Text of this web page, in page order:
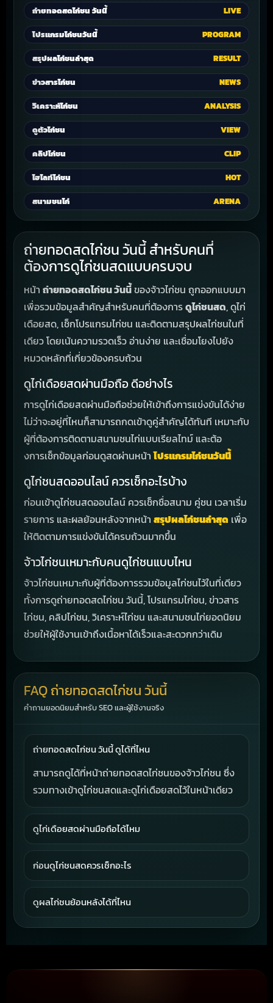
ถ่ายทอดสดไก่ชน วันนี้ LIVE
โปรแกรมไก่ชนวันนี้ PROGRAM
สรุปผลไก่ชนล่าสุด RESULT
ข่าวสารไก่ชน NEWS
วิเคราะห์ไก่ชน ANALYSIS
ดูตัวไก่ชน VIEW
คลิปไก่ชน CLIP
ไฮไลท์ไก่ชน HOT
สนามชนไก่ ARENA
ถ่ายทอดสดไก่ชน วันนี้ สำหรับคนที่
ต้องการดูไก่ชนสดแบบครบจบ
หน้า ถ่ายทอดสดไก่ชน วันนี้ของจ้าวไก่ชน ถูกออกแบบมา
เพื่อรวมข้อมูลสำคัญสำหรับคนที่ต้องการดูไก่ชนสด, ดูไก่
เดือยสด, เช็กโปรแกรมไก่ชน และติดตามสรุปผลไก่ชนในที่
เดียว โดยเน้นความรวดเร็ว อ่านง่าย และเชื่อมโยงไปยัง
หมวดหลักที่เกี่ยวข้องครบถ้วน
ดูไก่เดือยสดผ่านมือถือ ดีอย่างไร
การดูไก่เดือยสดผ่านมือถือช่วยให้เข้าถึงการแข่งขันได้ง่าย
ไม่ว่าจะอยู่ที่ไหนก็สามารถกดเข้าดูคู่สำคัญได้ทันที เหมาะกับ
ผู้ที่ต้องการติดตามสนามชนไก่แบบเรียลไทม์ และต้อ
งการเช็กข้อมูลก่อนดูสดผ่านหน้าโปรแกรมไก่ชนวันนี้
ดูไก่ชนสดออนไลน์ ควรเช็กอะไรบ้าง
ก่อนเข้าดูไก่ชนสดออนไลน์ ควรเช็กชื่อสนาม คู่ชน เวลาเริ่ม
รายการ และผลย้อนหลังจากหน้า สรุปผลไก่ชนล่าสุด เพื่อ
ให้ติดตามการแข่งขันได้ครบถ้วนมากขึ้น
จ้าวไก่ชนเหมาะกับคนดูไก่ชนแบบไหน
จ้าวไก่ชนเหมาะกับผู้ที่ต้องการรวมข้อมูลไก่ชนไว้ในที่เดียว
ทั้งการดูถ่ายทอดสดไก่ชน วันนี้, โปรแกรมไก่ชน, ข่าวสาร
ไก่ชน, คลิปไก่ชน, วิเคราะห์ไก่ชน และสนามชนไก่ยอดนิยม
ช่วยให้ผู้ใช้งานเข้าถึงเนื้อหาได้เร็วและสะดวกกว่าเดิม
FAQ ถ่ายทอดสดไก่ชน วันนี้
คำถามยอดนิยมสำหรับ SEO และผู้ใช้งานจริง
ถ่ายทอดสดไก่ชน วันนี้ ดูได้ที่ไหน
สามารถดูได้ที่หน้าถ่ายทอดสดไก่ชนของจ้าวไก่ชน ซึ่ง
รวมทางเข้าดูไก่ชนสดและดูไก่เดือยสดไว้ในหน้าเดียว
ดูไก่เดือยสดผ่านมือถือได้ไหม
ดูได้ผ่านมือถือ แท็บเล็ต และคอมพิวเตอร์ โดยหน้าเว็บ
ออกแบบให้รองรับการใช้งานบนมือถือเป็นหลัก
ก่อนดูไก่ชนสดควรเช็กอะไร
ควรเช็กโปรแกรมไก่ชนวันนี้ เวลาเริ่มรายการ สนามที่
จัดแข่งขัน และคู่ชนสำคัญก่อนเข้าดูสด
ดูผลไก่ชนย้อนหลังได้ที่ไหน
สามารถดูผลย้อนหลังได้ที่หน้าสรุปผลไก่ชนล่าสุดของ